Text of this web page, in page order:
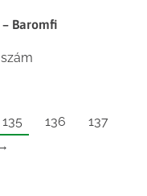
Baromfi
135 136
137